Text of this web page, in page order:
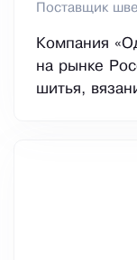
Поставщик
Компания
на рынке
шитья,